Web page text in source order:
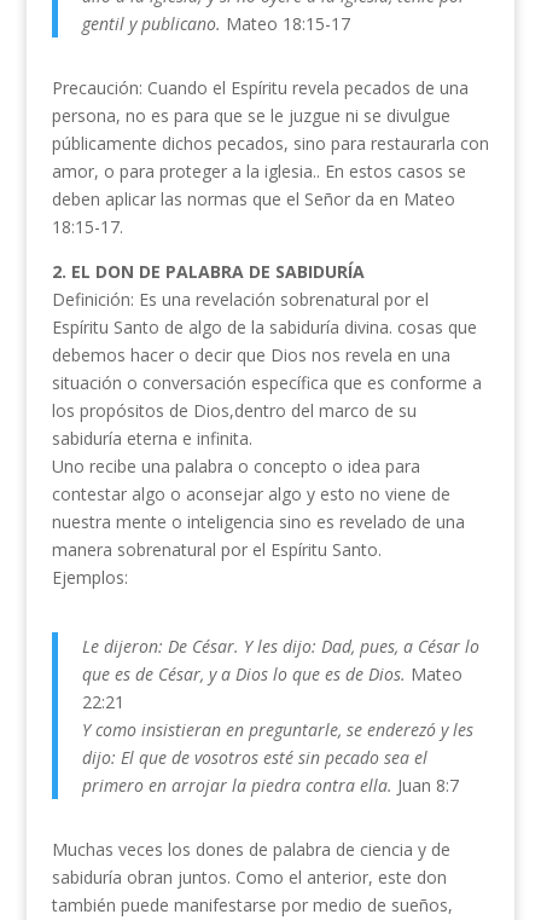
gentil y publicano. Mateo 18:15-17
Precaución: Cuando el Espíritu revela pecados de una
persona, no es para que se le juzgue ni se divulgue
públicamente dichos pecados, sino para restaurarla con
amor, o para proteger a la iglesia.. En estos casos se
deben aplicar las normas que el Señor da en Mateo
18:15-17.
2. EL DON DE PALABRA DE SABIDURÍA
Definición: Es una revelación sobrenatural por el
Espíritu Santo de algo de la sabiduría divina. cosas que
debemos hacer o decir que Dios nos revela en una
situación o conversación específica que es conforme a
los propósitos de Dios,dentro del marco de su
sabiduría eterna e infinita.
Uno recibe una palabra o concepto o idea para
contestar algo o aconsejar algo y esto no viene de
nuestra mente o inteligencia sino es revelado de una
manera sobrenatural por el Espíritu Santo.
Ejemplos:
Le dijeron: De César. Y les dijo: Dad, pues, a César lo
que es de César, y a Dios lo que es de Dios. Mateo
22:21
Y como insistieran en preguntarle, se enderezó y les
dijo: El que de vosotros esté sin pecado sea el
primero en arrojar la piedra contra ella. Juan 8:7
Muchas veces los dones de palabra de ciencia y de
sabiduría obran juntos. Como el anterior, este don
también puede manifestarse por medio de sueños,